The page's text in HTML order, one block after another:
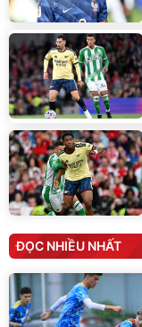
ĐỌC NHIỀU NHẤT